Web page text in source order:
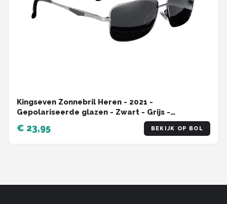
Kingseven Zonnebril Heren - 2021 -
Gepolariseerde glazen - Zwart - Grijs -
€ 23,95 BEKIJK OP BOL